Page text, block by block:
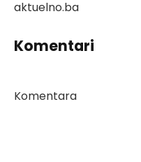
aktuelno.ba
Komentari
Komentara